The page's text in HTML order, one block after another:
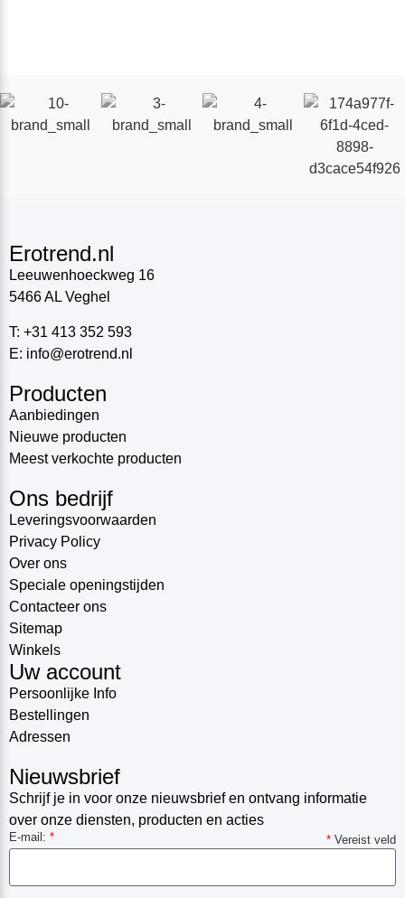
Erotrend.nl
Leeuwenhoeckweg 16
5466 AL Veghel
T: +31 413 352 593
E: info@erotrend.nl
Producten
Aanbiedingen
Nieuwe producten
Meest verkochte producten
Ons bedrijf
Leveringsvoorwaarden
Privacy Policy
Over ons
Speciale openingstijden
Contacteer ons
Sitemap
Winkels
Uw account
Persoonlijke Info
Bestellingen
Adressen
Nieuwsbrief
Schrijf je in voor onze nieuwsbrief en ontvang informatie
over onze diensten, producten en acties
* Vereist veld
E-mail: *